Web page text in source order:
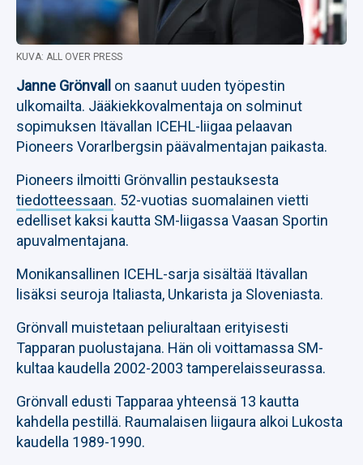
KUVA: ALL OVER PRESS
Janne Grönvall on saanut uuden työpestin
ulkomailta. Jääkiekkovalmentaja on solminut
sopimuksen Itävallan ICEHL-liigaa pelaavan
Pioneers Vorarlbergsin päävalmentajan paikasta.
Pioneers ilmoitti Grönvallin pestauksesta
tiedotteessaan. 52-vuotias suomalainen vietti
edelliset kaksi kautta SM-liigassa Vaasan Sportin
apuvalmentajana.
Monikansallinen ICEHL-sarja sisältää Itävallan
lisäksi seuroja Italiasta, Unkarista ja Sloveniasta.
Grönvall muistetaan peliuraltaan erityisesti
Tapparan puolustajana. Hän oli voittamassa SM-
kultaa kaudella 2002-2003 tamperelaisseurassa.
Grönvall edusti Tapparaa yhteensä 13 kautta
kahdella pestillä. Raumalaisen liigaura alkoi Lukosta
kaudella 1989-1990.